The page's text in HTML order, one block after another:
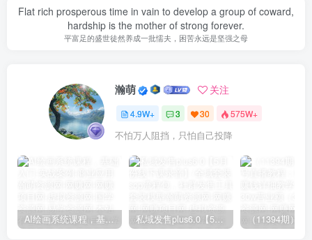
Flat rich prosperous time in vain to develop a group of coward,
hardship is the mother of strong forever.
平富足的盛世徒然养成一批懦夫，困苦永远是坚强之母
瀚萌 关注
4.9W+ 3 30 575W+
不怕万人阻挡，只怕自己投降
AI绘画系统课程，基础入门-实战案例-商业应用 私域发售plus6.0【5月份线下课录音】/全域套装sop流程包，社群发售工具套装模型